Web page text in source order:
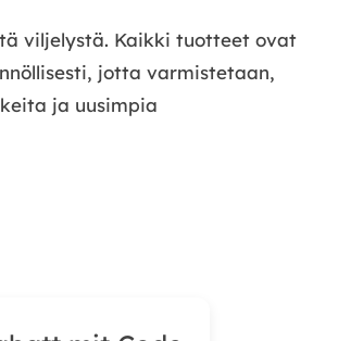
viljelystä. Kaikki tuotteet ovat
jotta varmistetaan,
ja uusimpia